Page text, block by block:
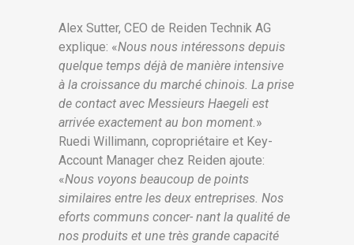
Alex Sutter, CEO de Reiden Technik AG
explique: «Nous nous intéressons depuis
quelque temps déjà de manière intensive
à la croissance du marché chinois. La prise
de contact avec Messieurs Haegeli est
arrivée exactement au bon moment. »
Ruedi Willimann, copropriétaire et Key-
Account Manager chez Reiden ajoute:
«Nous voyons beaucoup de points
similaires entre les deux entreprises. Nos
eforts communs concer- nant la qualité de
nos produits et une très grande capacité